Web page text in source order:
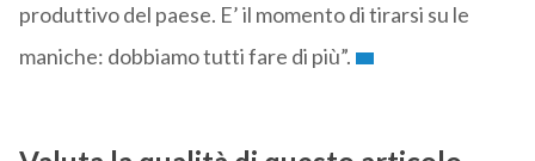
produttivo del paese. E’ il momento di tirarsi su le
maniche: dobbiamo tutti fare di più”.